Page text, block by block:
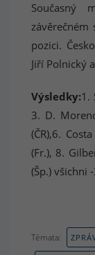
Současný
pozici.
Jiří Polnický
Výsledky:1.
3. D.
(ČR),6.
(Fr.), 8.
(Šp.) všichni
Témata: